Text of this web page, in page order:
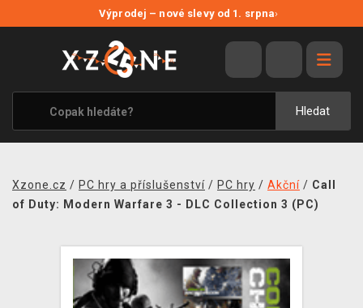
Výprodej – nové slevy od 1. srpna›
Hledat
VÝPRODEJ
VIDEOHRY
XZONE ORIGINALS
TÉMATIKY
MERCHANDISE
Xzone.cz / PC hry a příslušenství / PC hry / Akční / Call
of Duty: Modern Warfare 3 - DLC Collection 3 (PC)